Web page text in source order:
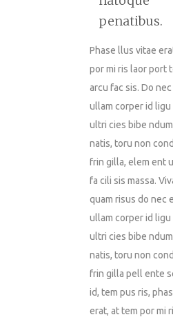
penatibus.
Phase llus vitae
por mi ris laor port
arcu fac sis. Do
ullam corper id ligu
ultri cies bibe
natis, toru non
frin gilla, elem ent
fa cili sis massa.
quam risus do nec
ullam corper id ligu
ultri cies bibe
natis, toru non
frin gilla pell ente
id, tem pus ris,
erat, at tem por mi